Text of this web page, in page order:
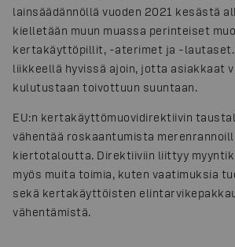
lainsäädännöllä vuoden 2021 kesästä
kielletään muun muassa perinteiset
kertakäyttöpillit, -aterimet ja -lautaset.
liikkeellä hyvissä ajoin, jotta asiakkaat
kulutustaan toivottuun suuntaan.
EU:n kertakäyttömuovidirektiivin
vähentää roskaantumista
kiertotaloutta. Direktiiviin liittyy
myös muita toimia, kuten vaatimuksia
sekä kertakäyttöisten
vähentämistä.